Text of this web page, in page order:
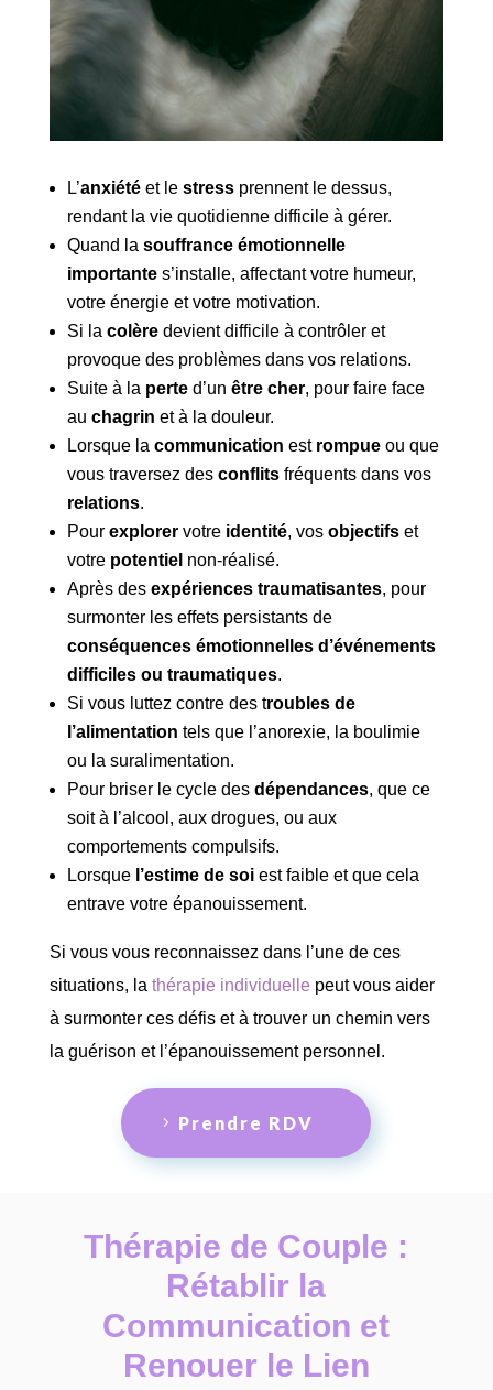
L’anxiété et le stress prennent le dessus,
rendant la vie quotidienne difficile à gérer.
Quand la souffrance émotionnelle
importantes’installe, affectant votre humeur,
votre énergie et votre motivation.
Si la colèredevient difficile à contrôler et
provoque des problèmes dans vos relations.
Suite à la perted’un être cher, pour faire face
au chagrin et à la douleur.
Lorsque la communication est rompueou que
vous traversez des conflitsfréquents dans vos
relations.
Pour explorervotre identité, vos objectifset
votre potentiel non-réalisé.
Après des expériences traumatisantes, pour
surmonter les effets persistants de
conséquences émotionnelles d’événements
difficiles ou traumatiques.
Si vous luttez contre des troubles de
l’alimentation tels que l’anorexie, la boulimie
ou la suralimentation.
Pour briser le cycle des dépendances, que ce
soit à l’alcool, aux drogues, ou aux
comportements compulsifs.
Lorsque l’estime de soiest faible et que cela
entrave votre épanouissement.
Si vous vous reconnaissez dans l’une de ces
situations, la thérapie individuellepeut vous aider
à surmonter ces défis et à trouver un chemin vers
la guérison et l’épanouissement personnel.
Prendre RDV
Thérapie de Couple :
Rétablir la
Communication et
Renouer le Lien